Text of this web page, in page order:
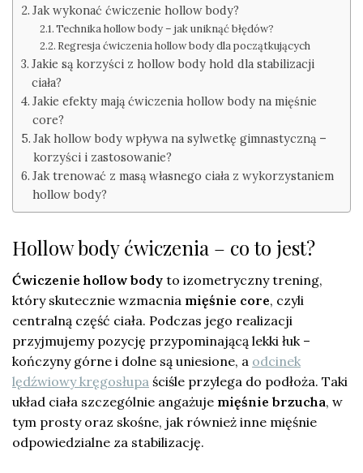
Jak wykonać ćwiczenie hollow body?
Technika hollow body – jak uniknąć błędów?
Regresja ćwiczenia hollow body dla początkujących
Jakie są korzyści z hollow body hold dla stabilizacji
ciała?
Jakie efekty mają ćwiczenia hollow body na mięśnie
core?
Jak hollow body wpływa na sylwetkę gimnastyczną –
korzyści i zastosowanie?
Jak trenować z masą własnego ciała z wykorzystaniem
hollow body?
Hollow body ćwiczenia – co to jest?
Ćwiczenie hollow body to izometryczny trening,
który skutecznie wzmacnia mięśnie core, czyli
centralną część ciała. Podczas jego realizacji
przyjmujemy pozycję przypominającą lekki łuk –
kończyny górne i dolne są uniesione, a odcinek
lędźwiowy kręgosłupa ściśle przylega do podłoża. Taki
układ ciała szczególnie angażuje mięśnie brzucha, w
tym prosty oraz skośne, jak również inne mięśnie
odpowiedzialne za stabilizację.